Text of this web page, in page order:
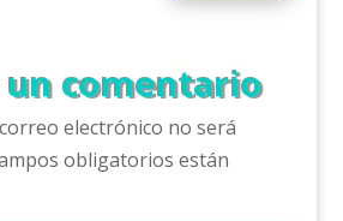
un comentario
electrónico no será
obligatorios están